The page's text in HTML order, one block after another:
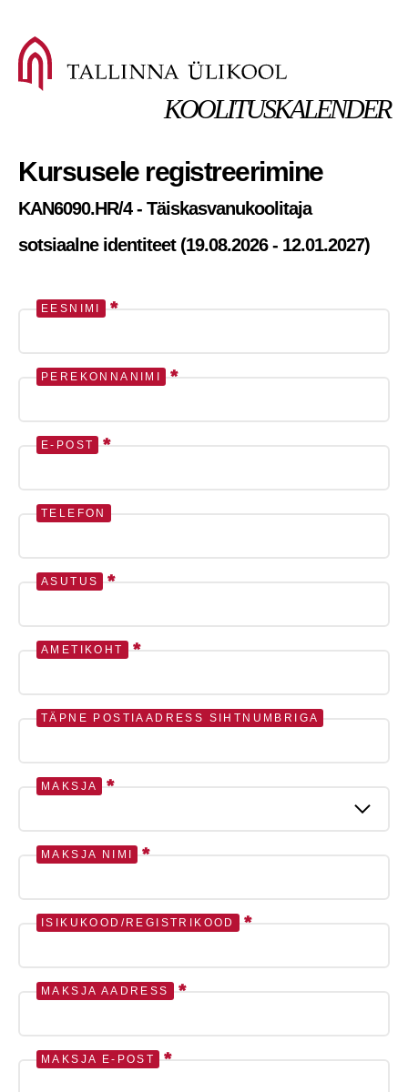
KOOLITUSKALENDER
Kursusele registreerimine
KAN6090.HR/4 - Täiskasvanukoolitaja
sotsiaalne identiteet (19.08.2026 - 12.01.2027)
EESNIMI *
PEREKONNANIMI *
E-POST *
TELEFON
ASUTUS *
AMETIKOHT *
TÄPNE POSTIAADRESS SIHTNUMBRIGA
MAKSJA *
MAKSJA NIMI *
ISIKUKOOD/REGISTRIKOOD *
MAKSJA AADRESS *
MAKSJA E-POST *